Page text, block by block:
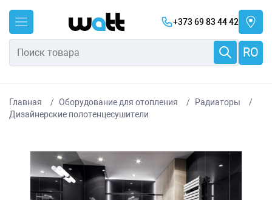
+373 69 83 44 42
RO
Главная Оборудование для отопления
Радиаторы
Дизайнерские полотенцесушители